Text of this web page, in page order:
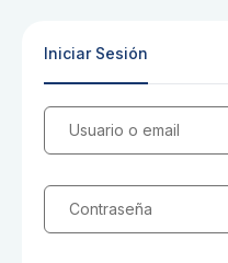
Iniciar Sesión
Usuario o email
Contraseña